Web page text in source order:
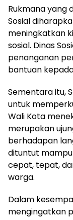
Rukmana yang
Sosial
meningkatkan
sosial. Dinas
penanganan
bantuan
Sementara itu,
untuk
Wali Kota
merupakan
berhadapan
dituntut
cepat, tepat,
warga.
Dalam
mengingatkan